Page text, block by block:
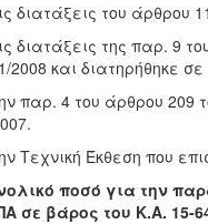
του άρθρου
της παρ. 9
2008 και διατηρήθηκε
4 του άρθρου 209
Έκθεση που
ποσό για την
σε βάρος του Κ.Α. 15-